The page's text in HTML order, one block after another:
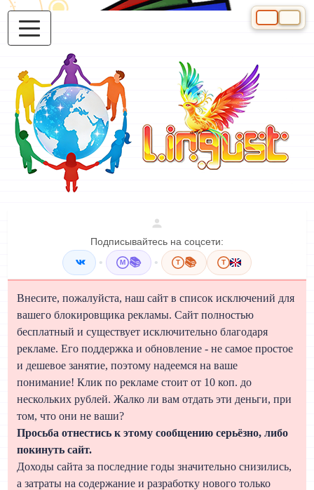
Подписывайтесь на соцсети:
• M 📚 • T 📚 T
Внесите, пожалуйста, наш сайт в список исключений для
вашего блокировщика рекламы. Сайт полностью
бесплатный и существует исключительно благодаря
рекламе. Его поддержка и обновление - не самое простое
и дешевое занятие, поэтому надеемся на ваше
понимание! Клик по рекламе стоит от 10 коп. до
нескольких рублей. Жалко ли вам отдать эти деньги, при
том, что они не ваши?
Просьба отнестись к этому сообщению серьёзно, либо
покинуть сайт.
Доходы сайта за последние годы значительно снизились,
а затраты на содержание и разработку нового только